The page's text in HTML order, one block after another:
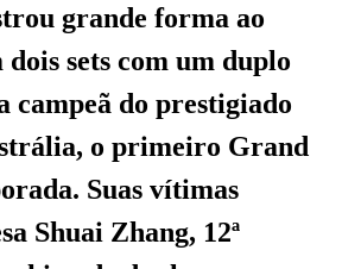
grande forma ao
dois sets com um duplo
campeã do prestigiado
o primeiro Grand
Suas vítimas
Shuai Zhang, 12ª